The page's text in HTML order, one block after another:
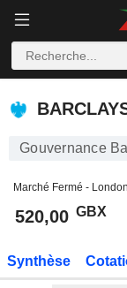
BARCLAYS
Gouvernance
Marché Fermé -
520,00 GBX
Synthèse